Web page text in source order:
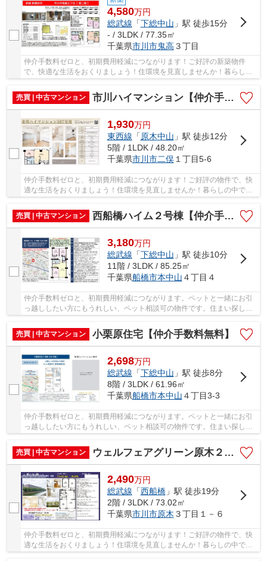
4,580万円
総武線 「下総中山 」駅 徒歩15分
- / 3LDK / 77.35㎡
千葉県市川市鬼高 ３丁目
仲介手数料ゼロと、初期費用軽減につながります！ご好評の新築物件
で、快適な生活をおくりましょう！住環境を見直しませんか！暮らしの
売買 | 中古マンション
市川ハイマンション【仲介手数料無料】
1,930万円
東西線 「原木中山 」駅 徒歩12分
5階 / 1LDK / 48.20㎡
千葉県市川市二俣１丁目5-6
仲介手数料ゼロと、初期費用軽減につながります！ご好評の物件で、快
適な生活をおくりましょう！住環境を見直しませんか！暮らしの中で
売買 | 中古マンション
西船橋ハイム２号棟【仲介手数料無料】船橋市本中山
3,180万円
総武線 「下総中山 」駅 徒歩10分
11階 / 3LDK / 85.25㎡
千葉県船橋市本中山 ４丁目４
仲介手数料ゼロと、初期費用軽減につながります。ペットと一緒にお引
っ越ししたい方にもうれしい、ペット相談可の物件です。住まい探しで
売買 | 中古マンション
小栗原住宅【仲介手数料無料】
2,698万円
総武線 「下総中山 」駅 徒歩8分
8階 / 3LDK / 61.96㎡
千葉県船橋市本中山 ４丁目3-3
仲介手数料ゼロと、初期費用軽減につながります。ペットと一緒にお引
っ越ししたい方にもうれしい、ペット相談可の物件です。住まい探しで
売買 | 中古マンション
ウェルフェアグリーン原木２号棟【仲介手数料無料】
2,490万円
総武線 「西船橋」駅 徒歩19分
2階 / 3LDK / 73.02㎡
千葉県市川市原木 ３丁目１－６
仲介手数料ゼロと、初期費用軽減につながります！ご好評の物件で、快
適な生活をおくりましょう！住環境を見直しませんか！暮らしの中で
も、住居は充実した生活を送るための大きな役割...